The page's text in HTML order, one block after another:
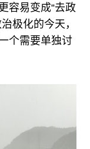
容易变成“去政
极化的今天，
个需要单独讨